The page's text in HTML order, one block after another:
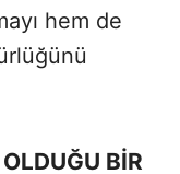
hem de
BİR